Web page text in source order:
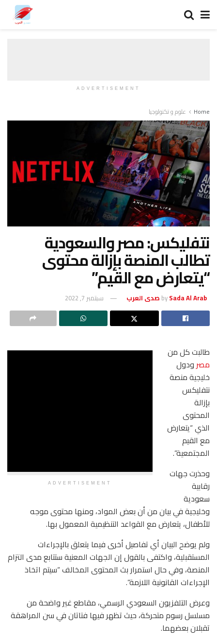
ADVERTISEMENT
Home علوم و تكنولوجيا
نتفليكس: مصر والسعودية
تطالب المنصة بإزالة محتوى
“يتعارض مع القيم”
bySada Al Arab صدى العرب سبتمبر 7, 2022
ADVERTISEMENT
طالبت كل من
مصر ودول
خليجية منصة
نتفليكس
بإزالة
المحتوى
الذي “يتعارض
مع القيم
المجتمعية”.
وحذرت جهات
رقابية
سعودية
وخليجية في بيان من أن بعض المواد، ومنها محتوى موجه
للأطفال، يتعارض مع القواعد التنظيمية المعمول بها.
ولم يوضح البيان أي تفاصيل أخرى فيما يتعلق بالإجراءات
المستقبلية، واكتفى بالقول إن الجهات المعنية ستتابع مدى التزام
المنصة، وفي حال استمرار بث المحتوى المخالف “سيتم اتخاذ
الإجراءات القانونية اللازمة”.
وعرض التلفزيون السعودي الرسمي، مقاطع غير واضحة من
مسلسل رسوم متحركة، حيث تظهر فيها فتاتان في سن المراهقة
تقبلان بعضهما.